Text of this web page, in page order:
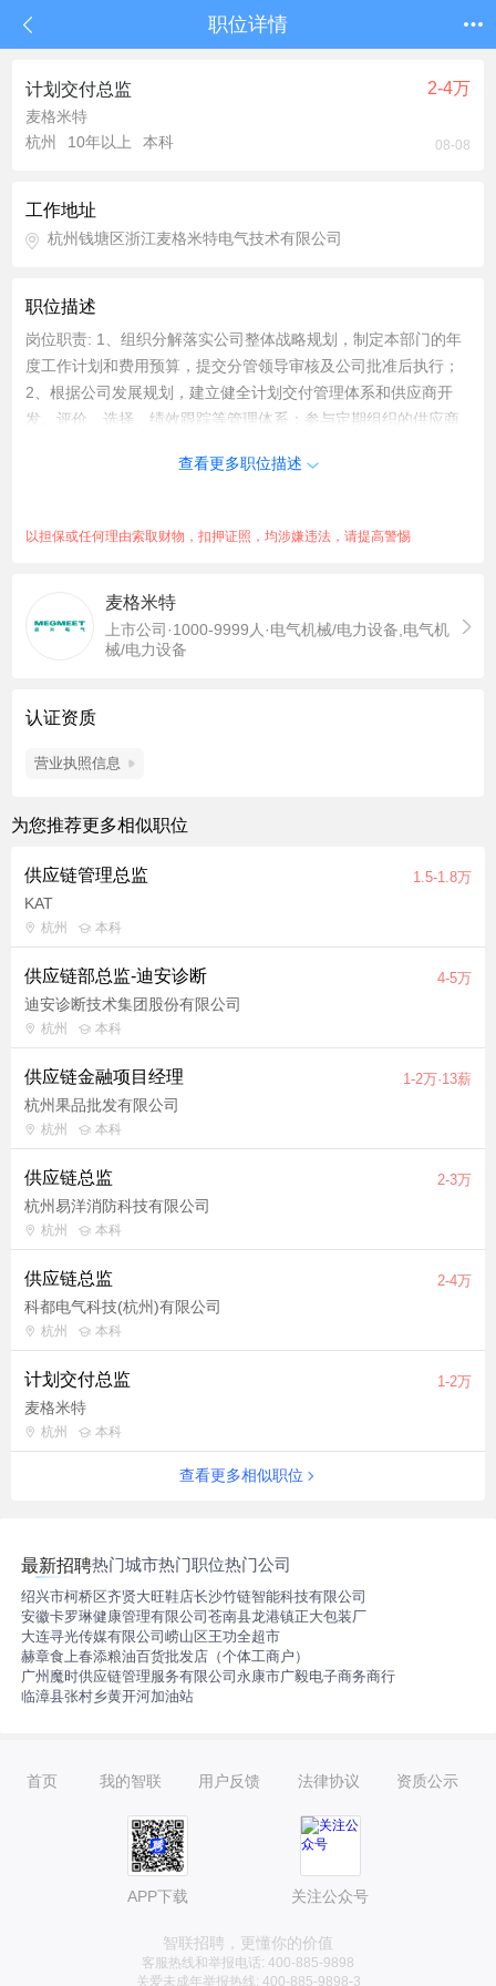
职位详情
计划交付总监 2-4万
麦格米特
杭州
10年以上 本科 08-08
工作地址
杭州钱塘区浙江麦格米特电气技术有限公司
职位描述
岗位职责: 1、组织分解落实公司整体战略规划，制定本部门的年
度工作计划和费用预算，提交分管领导审核及公司批准后执行；
2、根据公司发展规划，建立健全计划交付管理体系和供应商开
发、评价、选择、绩效跟踪等管理体系；参与定期组织的供应商
配，健全优化部门人员的管理流程及绩效激励；做好人才储备工
交付及时率和物料齐套率； 5、持续改进供应链管理，提升管理
效率，保持合理的物料采购成本及物料库存，达到公司的采购降
本要求； 6、组织部门日清日结会、周例会、季度总结会，参与
善措施，进行有效落实； 7、完成上级领导交办的其他临时性工
验，熟悉汽车精益生产、JIT、APS计划体系； 2、具备完整的计
销协同、问题攻坚、团队管理及统筹决策能力； 4、接受家电/智
查看更多职位描述
以担保或任何理由索取财物，扣押证照，均涉嫌违法，请提高警惕
麦格米特
上市公司·1000-9999人·电气机械/电力设备,电气机
械/电力设备
认证资质
营业执照信息
为您推荐更多相似职位
供应链管理总监 1.5-1.8万
KAT
杭州 本科
供应链部总监-迪安诊断 4-5万
迪安诊断技术集团股份有限公司
杭州 本科
供应链金融项目经理 1-2万·13薪
杭州果品批发有限公司
杭州 本科
供应链总监 2-3万
杭州易洋消防科技有限公司
杭州 本科
供应链总监 2-4万
科都电气科技(杭州)有限公司
杭州 本科
计划交付总监 1-2万
麦格米特
杭州 本科
查看更多相似职位
最新招聘热门城市热门职位热门公司
绍兴市柯桥区齐贤大旺鞋店长沙竹链智能科技有限公司
安徽卡罗琳健康管理有限公司苍南县龙港镇正大包装厂
大连寻光传媒有限公司崂山区王功全超市
赫章食上春添粮油百货批发店（个体工商户）
广州魔时供应链管理服务有限公司永康市广毅电子商务商行
临漳县张村乡黄开河加油站
首页 我的智联 用户反馈 法律协议 资质公示
APP下载 关注公众号
智联招聘，更懂你的价值
客服热线和举报电话: 400-885-9898
关爱未成年举报热线: 400-885-9898-3